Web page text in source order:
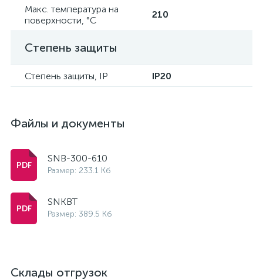
Макс. температура на
поверхности, °С
210
Степень защиты
Степень защиты, IP IP20
Файлы и документы
SNB-300-610
Размер: 233.1 Кб
SNKBT
Размер: 389.5 Кб
Склады отгрузок